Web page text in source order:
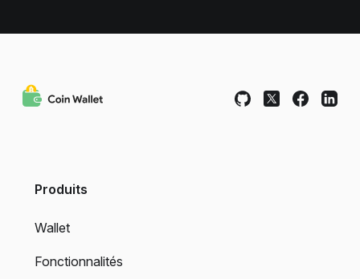
Produits
Wallet
Fonctionnalités